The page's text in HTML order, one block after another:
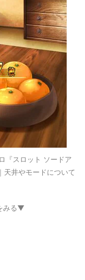
『スロット ソードア
天井やモードについて
みる▼